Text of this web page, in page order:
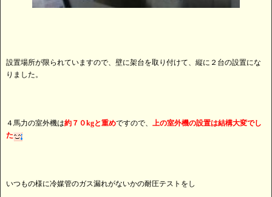
設置場所が限られていますので、壁に架台を取り付けて、縦に２台の設置にな
りました。
４馬力の室外機は約７０kgと重めですので、 上の室外機の設置は結構大変でし
た
いつもの様に冷媒管のガス漏れがないかの耐圧テストをし